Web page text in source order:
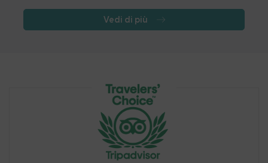
Vedi di più